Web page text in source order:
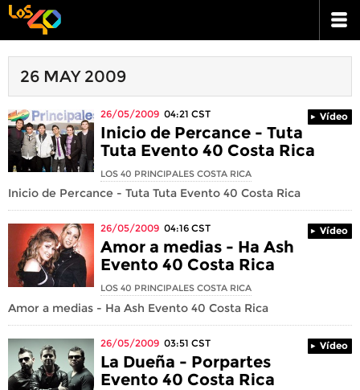
26 MAY 2009
26/05/2009 04:21 CST Vídeo
Inicio de Percance - Tuta
Tuta Evento 40 Costa Rica
LOS 40 PRINCIPALES COSTA RICA
Inicio de Percance - Tuta Tuta Evento 40 Costa Rica
26/05/2009 04:16 CST Vídeo
Amor a medias - Ha Ash
Evento 40 Costa Rica
LOS 40 PRINCIPALES COSTA RICA
Amor a medias - Ha Ash Evento 40 Costa Rica
26/05/2009 03:51 CST Vídeo
La Dueña - Porpartes
Evento 40 Costa Rica